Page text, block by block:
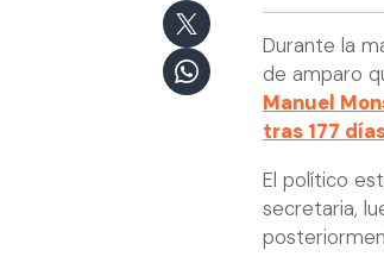
Durante la
de amparo
Manuel
tras 177
El político
secretaria,